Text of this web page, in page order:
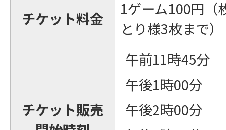
チケット料金
1ゲーム100円（
とり様3枚まで）
チケット販売
午前11時45分
午後1時00分
午後2時00分